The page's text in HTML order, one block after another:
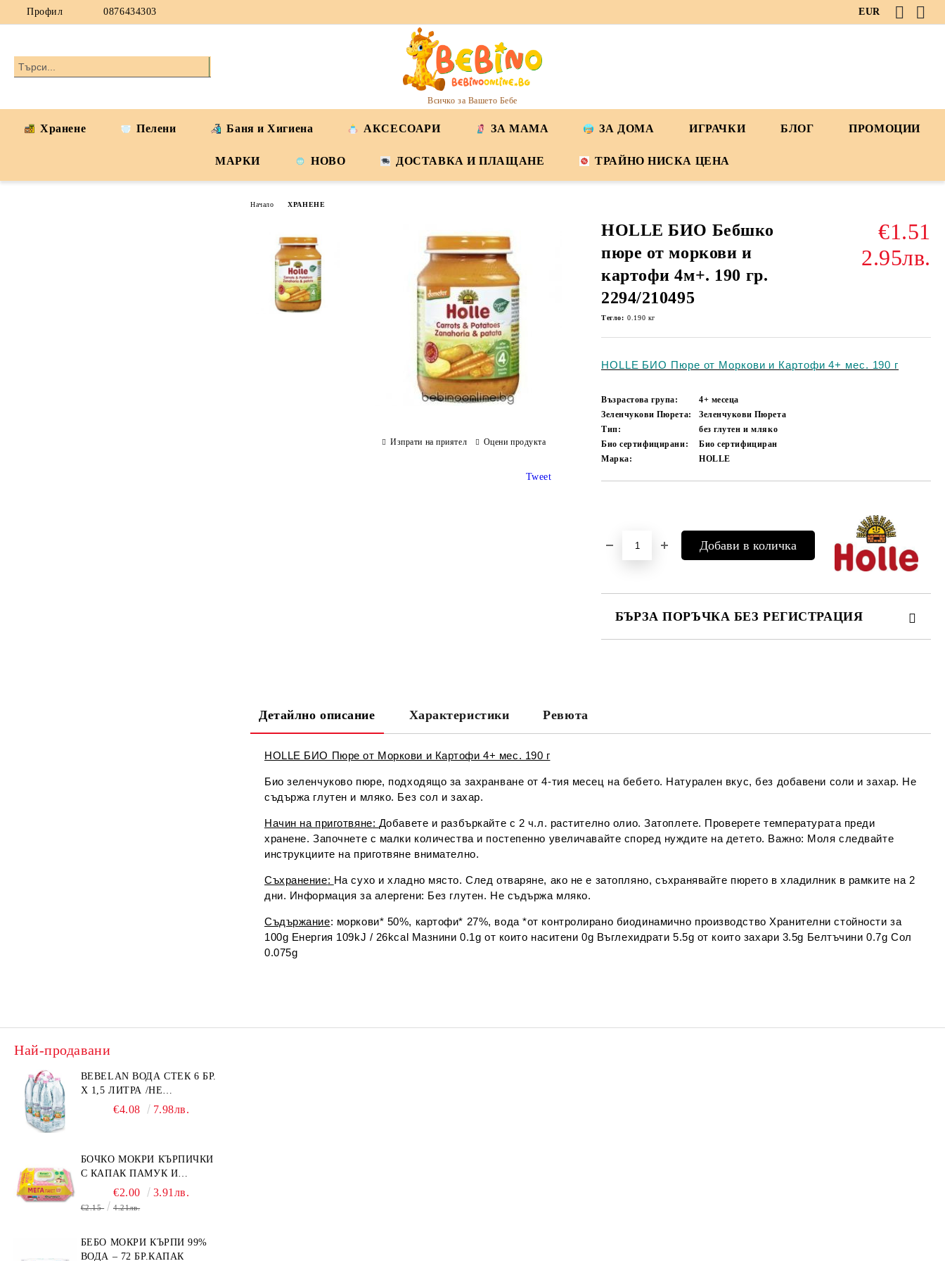
Профил 0876434303 EUR
Всичко за Вашето Бебе
Хранене Пелени Баня и Хигиена АКСЕСОАРИ ЗА МАМА ЗА ДОМА ИГРАЧКИ БЛОГ ПРОМОЦИИ
МАРКИ НОВО ДОСТАВКА И ПЛАЩАНЕ ТРАЙНО НИСКА ЦЕНА
Начало ХРАНЕНЕ
HOLLE БИО Бебшко
пюре от моркови и
картофи 4м+. 190 гр.
2294/210495
€1.51
2.95лв.
Тегло: 0.190 кг
HOLLE БИО Пюре от Моркови и Картофи 4+ мес. 190 г
Възрастова група:
4+ месеца
Зеленчукови Пюрета:
Зеленчукови Пюрета
Тип:
без глутен и мляко
Био сертифицирани:
Био сертифициран
Марка:
HOLLE
БЪРЗА ПОРЪЧКА БЕЗ РЕГИСТРАЦИЯ
данни
Изпрати на приятел Оцени продукта
Tweet
Детайлно описание Характеристики Ревюта
HOLLE БИО Пюре от Моркови и Картофи 4+ мес. 190 г
Био зеленчуково пюре, подходящо за захранване от 4-тия месец на бебето. Натурален вкус, без добавени соли и захар. Не
съдържа глутен и мляко. Без сол и захар.
Начин на приготвяне: Добавете и разбъркайте с 2 ч.л. растително олио. Затоплете. Проверете температурата преди
хранене. Започнете с малки количества и постепенно увеличавайте според нуждите на детето. Важно: Моля следвайте
инструкциите на приготвяне внимателно.
Съхранение: На сухо и хладно място. След отваряне, ако не е затопляно, съхранявайте пюрето в хладилник в рамките на 2
дни. Информация за алергени: Без глутен. Не съдържа мляко.
Съдържание: моркови* 50%, картофи* 27%, вода *от контролирано биодинамично производство Хранителни стойности за
100g Енергия 109kJ / 26kcal Мазнини 0.1g от които наситени 0g Въглехидрати 5.5g от които захари 3.5g Белтъчини 0.7g Сол
0.075g
Най-продавани
BEBELAN ВОДА СТЕК 6 БР.
Х 1,5 ЛИТРА /НЕ
ИЗПРАЩАМЕ С КУРИЕР/
€4.08 7.98лв.
БОЧКО МОКРИ КЪРПИЧКИ
С КАПАК ПАМУК И
СМРАДЛИКА 120БР.
€2.00 3.91лв.
€2.15 4.21лв.
БЕБО МОКРИ КЪРПИ 99%
ВОДА – 72 БР.КАПАК